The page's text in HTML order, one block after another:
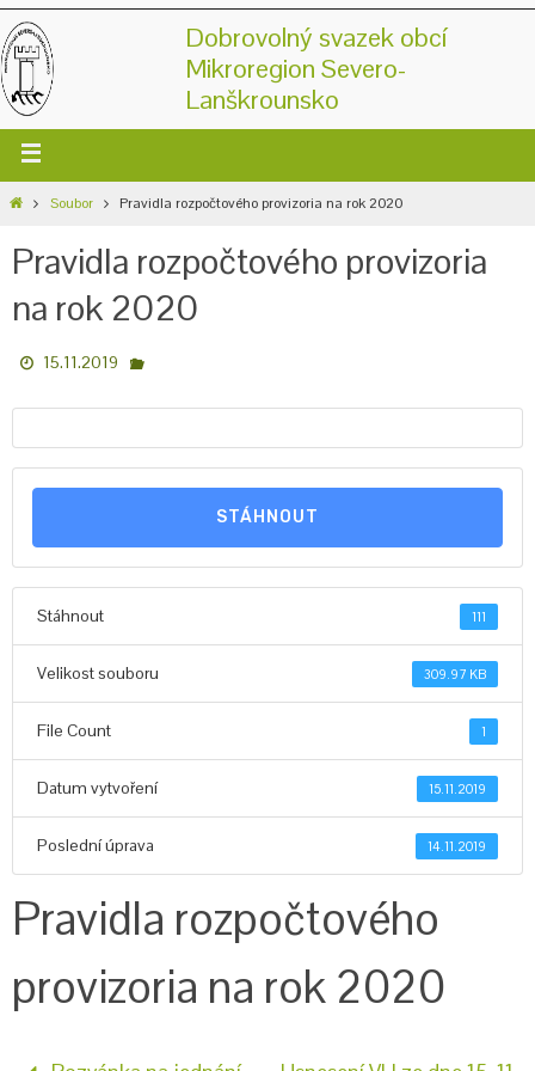
Dobrovolný svazek obcí
Mikroregion Severo-
Lanškrounsko
Soubor Pravidla rozpočtového provizoria na rok 2020
Pravidla rozpočtového provizoria
na rok 2020
15.11.2019
STÁHNOUT
Stáhnout 111
Velikost souboru 309.97 KB
File Count 1
Datum vytvoření 15.11.2019
Poslední úprava 14.11.2019
Pravidla rozpočtového
provizoria na rok 2020